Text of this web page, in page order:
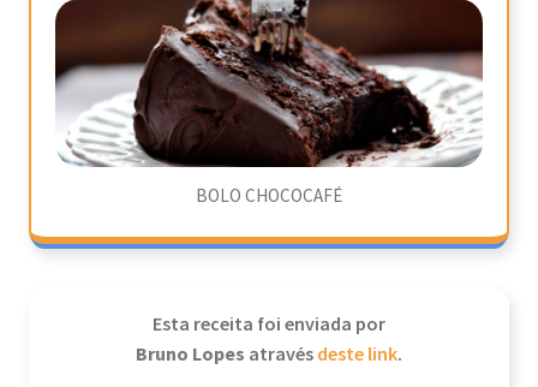
BOLO CHOCOCAFÉ
Esta receita foi enviada por
Bruno Lopes atravésdeste link.